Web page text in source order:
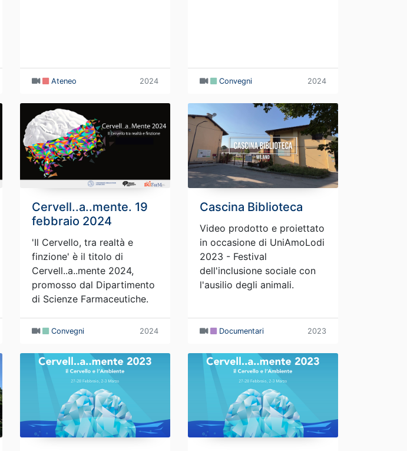
Ateneo 2024 Convegni 2024
Cervell..a..mente. 19
febbraio 2024
'Il Cervello, tra realtà e
finzione' è il titolo di
Cervell..a..mente 2024,
promosso dal Dipartimento
di Scienze Farmaceutiche.
Convegni 2024
Cascina Biblioteca
Video prodotto e proiettato
in occasione di UniAmoLodi
2023 - Festival
dell'inclusione sociale con
l'ausilio degli animali.
Documentari 2023